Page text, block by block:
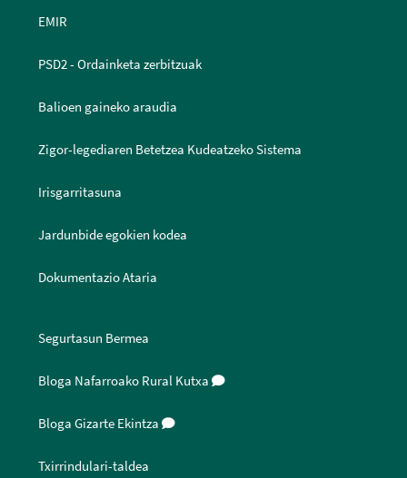
EMIR
PSD2 - Ordainketa zerbitzuak
Balioen gaineko araudia
Zigor-legediaren Betetzea Kudeatzeko Sistema
Irisgarritasuna
Jardunbide egokien kodea
Dokumentazio Ataria
Segurtasun Bermea
Bloga Nafarroako Rural Kutxa
Bloga Gizarte Ekintza
Txirrindulari-taldea